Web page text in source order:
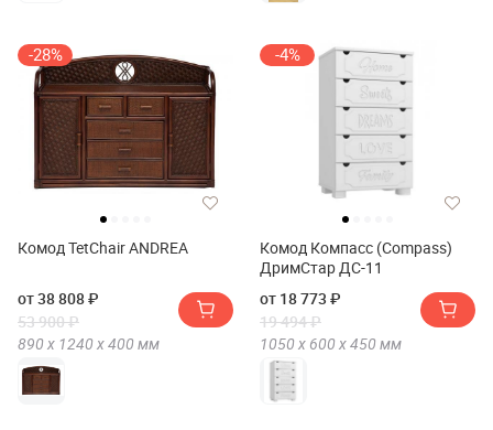
-28%
Комод TetChair ANDREA
от 38 808 ₽
53 900 ₽
890 х 1240 х400 мм
-4%
Комод Компасс (Compass)
ДримСтар ДС-11
от 18 773 ₽
19 494 ₽
1050 х 600 х450 мм